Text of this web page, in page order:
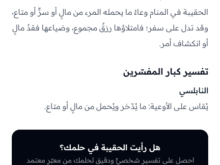
الحقيبة في المنام وعاءُ ما يحمله المرء من مالٍ أو سرٍّ أو متاع،
وقد تدل على سفر؛ فامتلاؤها رزقٌ مجموع، وضياعها فقدُ مالٍ
أو انكشاف أمر.
تفسير كبار المفسّرين
النابلسي
يُقاس على الأوعية: ما يُدّخر ويُحمل من مالٍ أو متاع.
هل رأيت الحقيبة في حلمك؟
احصل على تفسيرٍ شخصيٍّ ودقيق لحلمك من معبّرٍ معتمد